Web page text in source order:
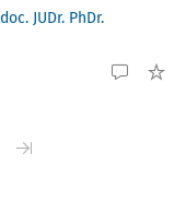
doc. JUDr. PhDr.